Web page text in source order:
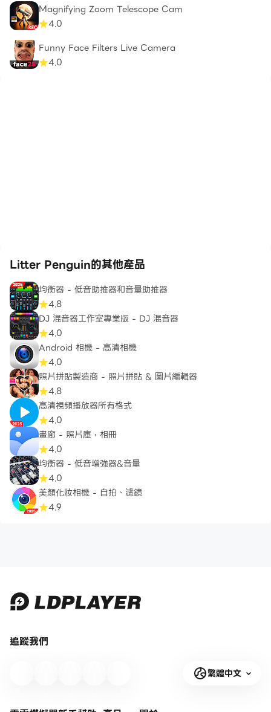
Magnifying Zoom Telescope Cam
4.0
Funny Face Filters Live Camera
4.0
Litter Penguin的其他產品
均衡器 - 低音助推器和音量助推器
4.8
DJ 混音器工作室專業版 - DJ 混音器
4.0
Android 相機 - 高清相機
4.0
照片拼貼製造商 - 照片拼貼 & 圖片編輯器
4.8
高清視頻播放器所有格式
4.0
畫廊 - 照片庫，相冊
4.0
均衡器 - 低音增強器&音量
4.0
美顏化妝相機 - 自拍、濾鏡
4.9
追蹤我們
繁體中文